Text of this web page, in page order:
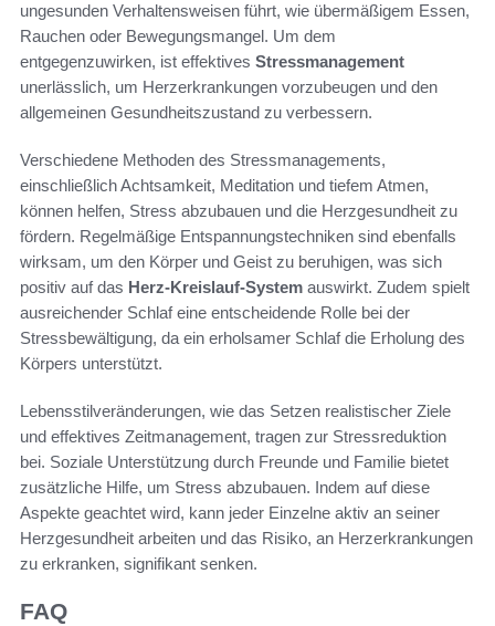
ungesunden Verhaltensweisen führt, wie übermäßigem Essen,
Rauchen oder Bewegungsmangel. Um dem
entgegenzuwirken, ist effektives Stressmanagement
unerlässlich, um Herzerkrankungen vorzubeugen und den
allgemeinen Gesundheitszustand zu verbessern.
Verschiedene Methoden des Stressmanagements,
einschließlich Achtsamkeit, Meditation und tiefem Atmen,
können helfen, Stress abzubauen und die Herzgesundheit zu
fördern. Regelmäßige Entspannungstechniken sind ebenfalls
wirksam, um den Körper und Geist zu beruhigen, was sich
positiv auf das Herz-Kreislauf-System auswirkt. Zudem spielt
ausreichender Schlaf eine entscheidende Rolle bei der
Stressbewältigung, da ein erholsamer Schlaf die Erholung des
Körpers unterstützt.
Lebensstilveränderungen, wie das Setzen realistischer Ziele
und effektives Zeitmanagement, tragen zur Stressreduktion
bei. Soziale Unterstützung durch Freunde und Familie bietet
zusätzliche Hilfe, um Stress abzubauen. Indem auf diese
Aspekte geachtet wird, kann jeder Einzelne aktiv an seiner
Herzgesundheit arbeiten und das Risiko, an Herzerkrankungen
zu erkranken, signifikant senken.
FAQ